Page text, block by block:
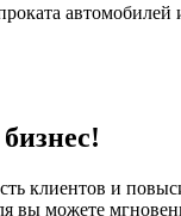
клиентов и
можете